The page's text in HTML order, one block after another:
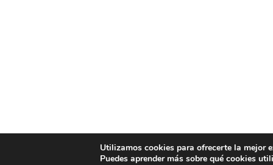
Utilizamos cookies para ofrecerte la mejor
Puedes aprender más sobre qué cookies